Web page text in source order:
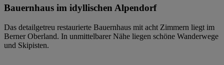
Bauernhaus im idyllischen Alpendorf
Das detailgetreu restaurierte Bauernhaus mit acht Zimmern liegt im
Berner Oberland. In unmittelbarer Nähe liegen schöne Wanderwege
und Skipisten.